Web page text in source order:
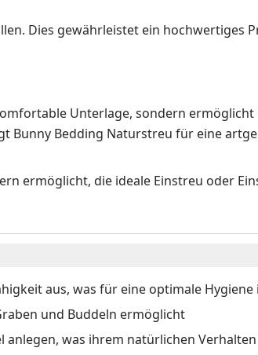
Dies gewährleistet ein hochwertiges
Unterlage, sondern
Bunny Bedding Naturstreu für eine
ermöglicht, die ideale Einstreu oder
aus, was für eine optimale
und Buddeln ermöglicht
anlegen, was ihrem natürlichen